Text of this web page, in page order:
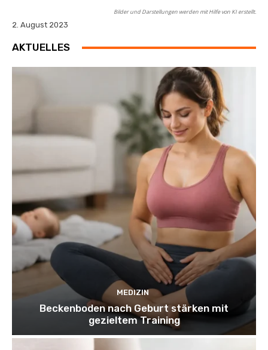
Bilder und Darstellungen werden mit Hilfe von KI erstellt.
2. August 2023
AKTUELLES
MEDIZIN
Beckenboden nach Geburt stärken mit
gezieltem Training